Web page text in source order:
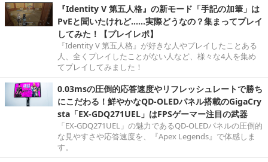
『Identity V 第五人格』の新モード「手記の加筆」は
PvEと聞いたけれど……実際どうなの？集まってプレイ
してみた！【プレイレポ】
『Identity V 第五人格』が好きな人やプレイしたことある
人、全くプレイしたことがない人など、様々な4人を集め
てプレイしてみました！
0.03msの圧倒的応答速度やリフレッシュレートで勝ち
にこだわる！鮮やかなQD-OLEDパネル搭載のGigaCry
sta「EX-GDQ271UEL」はFPSゲーマー注目の武器
「EX-GDQ271UEL」の魅力であるQD-OLEDパネルの圧倒的
な見やすさや応答速度を、『Apex Legends』で体感しま
す。